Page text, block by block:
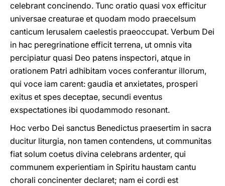
celebrant concinendo. Tunc oratio quasi vox efficitur
universae creaturae et quodam modo praecelsum
canticum Ierusalem caelestis praeoccupat. Verbum Dei
in hac peregrinatione efficit terrena, ut omnis vita
percipiatur quasi Deo patens inspectori, atque in
orationem Patri adhibitam voces conferantur illorum,
qui voce iam carent: gaudia et anxietates, prosperi
exitus et spes deceptae, secundi eventus
exspectationes ibi quodammodo resonant.
Hoc verbo Dei sanctus Benedictus praesertim in sacra
ducitur liturgia, non tamen contendens, ut communitas
fiat solum coetus divina celebrans ardenter, qui
communem experientiam in Spiritu haustam cantu
chorali concinenter declaret; nam ei cordi est